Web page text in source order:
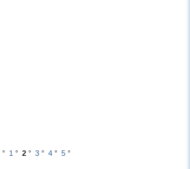
° 1 ° 2 ° 3° 4° 5°